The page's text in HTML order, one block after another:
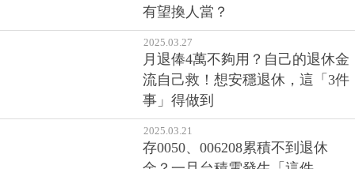
有望換人當？
2025.03.27
月退俸4萬不夠用？自己的退休金
流自己救！想安穩退休，這「3件
事」得做到
2025.03.21
存0050、006208累積不到退休